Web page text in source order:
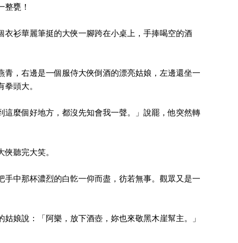
甕！
衫華麗筆挺的大俠一腳跨在小桌上，手捧喝空的酒
，右邊是一個服侍大俠倒酒的漂亮姑娘，左邊還坐一
頭大。
麼個好地方，都沒先知會我一聲。」說罷，他突然轉
聽完大笑。
中那杯濃烈的白亁一仰而盡，彷若無事。觀眾又是一
娘說：「阿樂，放下酒壺，妳也來敬黑木崖幫主。」